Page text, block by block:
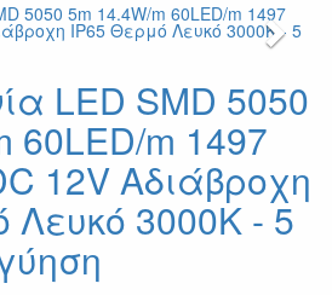
Next
LED SMD 5050
60LED/m 1497
12V Αδιάβροχη
Λευκό 3000K - 5